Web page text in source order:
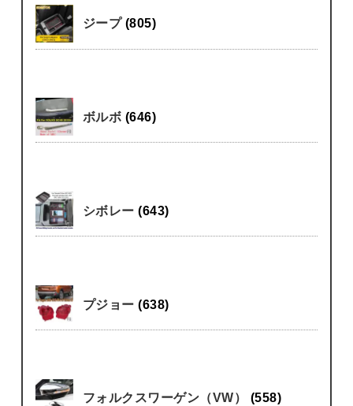
ジープ (805)
ボルボ (646)
シボレー(643)
プジョー(638)
フォルクスワーゲン（VW） (558)